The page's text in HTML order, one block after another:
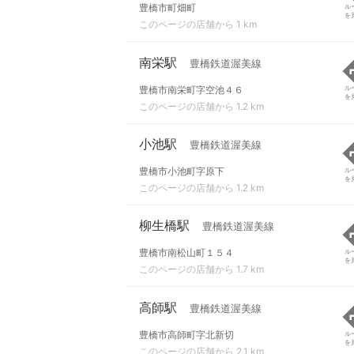
豊橋市町畑町
このページの店舗から 1 km
ル
を
南栄駅 豊橋鉄道渥美線
豊橋市南栄町字空池４６
このページの店舗から 1.2 km
ル
を
小池駅 豊橋鉄道渥美線
豊橋市小池町字原下
このページの店舗から 1.2 km
ル
を
柳生橋駅 豊橋鉄道渥美線
豊橋市南松山町１５４
このページの店舗から 1.7 km
ル
を
高師駅 豊橋鉄道渥美線
豊橋市高師町字北新切
このページの店舗から 2.1 km
ル
を